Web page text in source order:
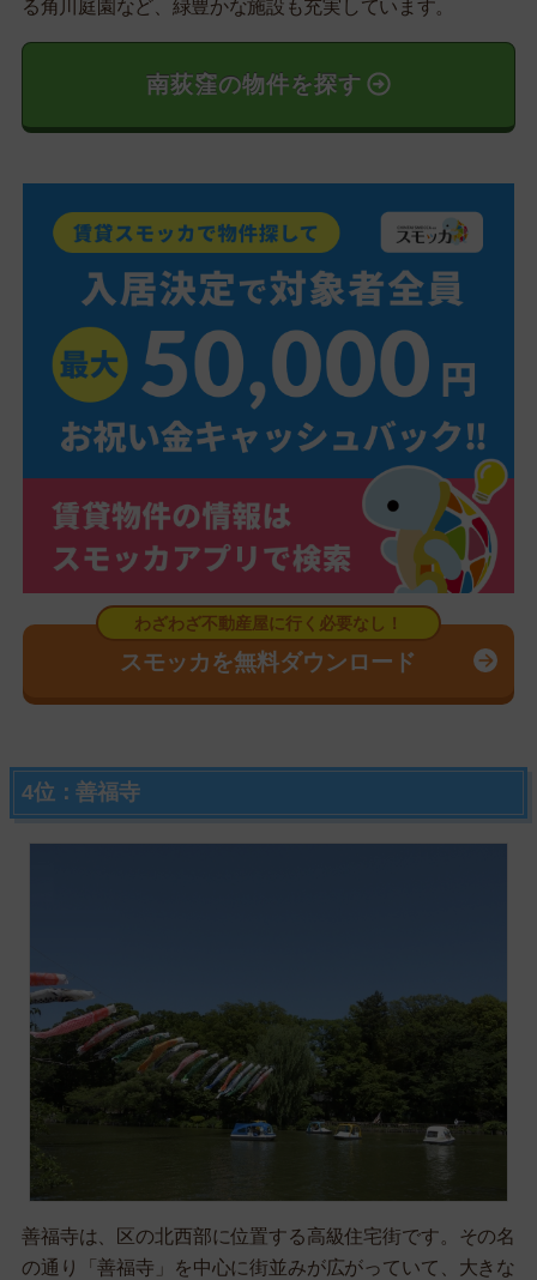
る角川庭園など、緑豊かな施設も充実しています。
南荻窪の物件を探す
スモッカを無料ダウンロード
4位：善福寺
善福寺は、区の北西部に位置する高級住宅街です。その名
の通り「善福寺」を中心に街並みが広がっていて、大きな